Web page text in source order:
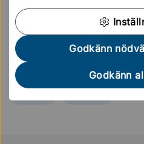
Godkänn
Godkänn
Boverkets nya byggregler
Sidan uppdaterades24 juni
Hjälpte informationen på den